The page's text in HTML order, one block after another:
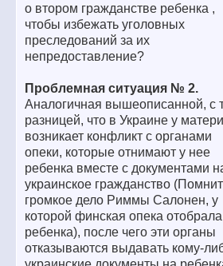
о втором гражданстве ребенка ,
чтобы избежать уголовных
преследований за их
непредоставление?
Проблемная ситуация № 2.
Аналогичная вышеописанной, с
разницей, что в Украине у матери
возникает конфликт с органами
опеки, которые отнимают у нее
ребенка вместе с документами
украинское гражданство
громкое дело Риммы Салонен, у
которой финская опека отобрала
ребенка), после чего эти органы
отказываются выдавать кому-